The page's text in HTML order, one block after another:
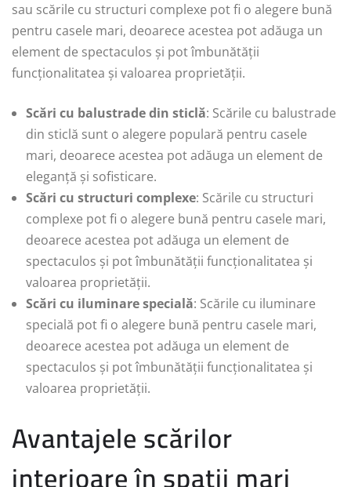
sau scările cu structuri complexe pot fi o alegere bună
pentru casele mari, deoarece acestea pot adăuga un
element de spectaculos și pot îmbunătății
funcționalitatea și valoarea proprietății.
Scări cu balustrade din sticlă: Scările cu balustrade
din sticlă sunt o alegere populară pentru casele
mari, deoarece acestea pot adăuga un element de
eleganță și sofisticare.
Scări cu structuri complexe: Scările cu structuri
complexe pot fi o alegere bună pentru casele mari,
deoarece acestea pot adăuga un element de
spectaculos și pot îmbunătății funcționalitatea și
valoarea proprietății.
Scări cu iluminare specială: Scările cu iluminare
specială pot fi o alegere bună pentru casele mari,
deoarece acestea pot adăuga un element de
spectaculos și pot îmbunătății funcționalitatea și
valoarea proprietății.
Avantajele scărilor